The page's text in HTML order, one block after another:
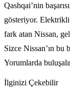
Qashqai’nin
gösteriyor.
fark atan Nissan,
Sizce Nissan’ın bu
Yorumlarda
İlginizi Çekebilir